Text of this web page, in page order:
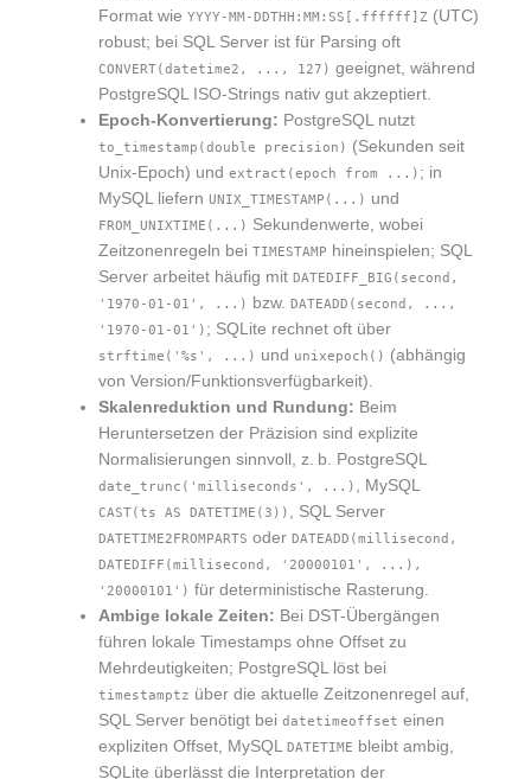
Format wie YYYY-MM-DDTHH:MM:SS[.ffffff]Z (UTC)
robust; bei SQL Server ist für Parsing oft
CONVERT(datetime2, ..., 127) geeignet, während
PostgreSQL ISO-Strings nativ gut akzeptiert.
Epoch-Konvertierung: PostgreSQL nutzt
to_timestamp(double precision) (Sekunden seit
Unix-Epoch) und extract(epoch from ...) ; in
MySQL liefern UNIX_TIMESTAMP(...) und
FROM_UNIXTIME(...) Sekundenwerte, wobei
Zeitzonenregeln bei TIMESTAMP hineinspielen; SQL
Server arbeitet häufig mit DATEDIFF_BIG(second,
'1970-01-01', ...)
bzw. DATEADD(second, ...,
'1970-01-01') ; SQLite rechnet oft über
strftime('%s', ...) und unixepoch() (abhängig
von Version/Funktionsverfügbarkeit).
Skalenreduktion und Rundung: Beim
Heruntersetzen der Präzision sind explizite
Normalisierungen sinnvoll, z. b. PostgreSQL
date_trunc('milliseconds', ...) , MySQL
CAST(ts AS DATETIME(3)) , SQL Server
DATETIME2FROMPARTS oder DATEADD(millisecond,
DATEDIFF(millisecond, '20000101', ...),
'20000101') für deterministische Rasterung.
Ambige lokale Zeiten: Bei DST-Übergängen
führen lokale Timestamps ohne Offset zu
Mehrdeutigkeiten; PostgreSQL löst bei
timestamptz über die aktuelle Zeitzonenregel auf,
SQL Server benötigt bei datetimeoffset einen
expliziten Offset, MySQL
DATETIME bleibt ambig,
SQLite überlässt die Interpretation der